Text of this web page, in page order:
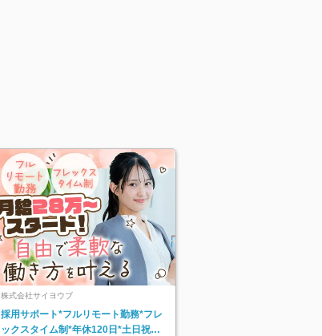
株式会社サイヨウブ
採用サポート*フルリモート勤務*フレ
ックスタイム制*年休120日*土日祝休